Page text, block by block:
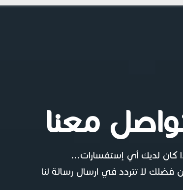
معنا
كان لديك أي إستفسارات...
فضلك لا تتردد في ارسال رسالة لنا